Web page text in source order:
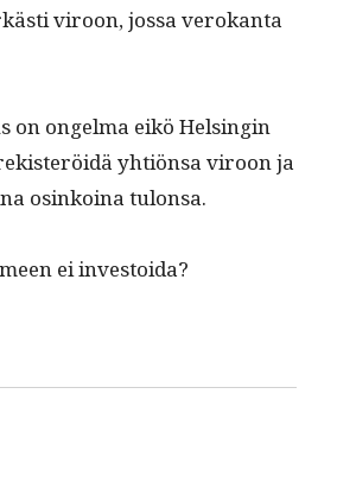
viroon, jos­sa verokan­ta
on ongel­ma eikö Helsin­gin
yhtiön­sa viroon ja
osinkoina tulonsa.
ei investoida?